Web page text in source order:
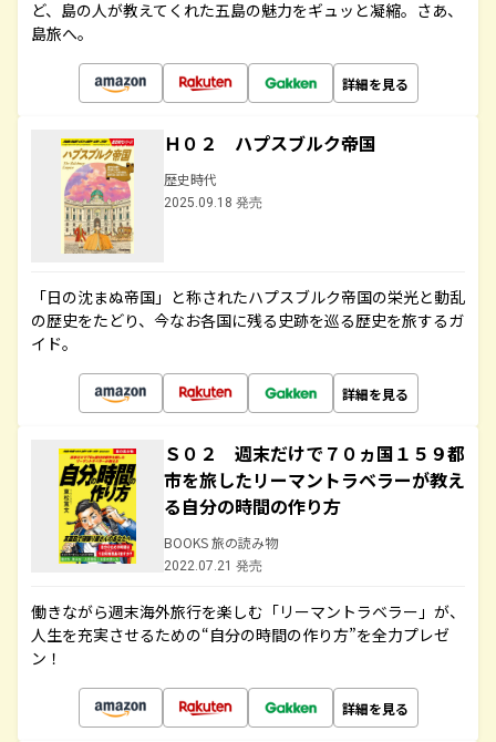
ど、島の人が教えてくれた五島の魅力をギュッと凝縮。さあ、
島旅へ。
詳細を見る
Ｈ０２ ハプスブルク帝国
歴史時代
2025.09.18 発売
「日の沈まぬ帝国」と称されたハプスブルク帝国の栄光と動乱
の歴史をたどり、今なお各国に残る史跡を巡る歴史を旅するガ
イド。
詳細を見る
Ｓ０２ 週末だけで７０ヵ国１５９都
市を旅したリーマントラベラーが教え
る自分の時間の作り方
BOOKS 旅の読み物
2022.07.21 発売
働きながら週末海外旅行を楽しむ「リーマントラベラー」が、
人生を充実させるための“自分の時間の作り方”を全力プレゼ
ン！
詳細を見る